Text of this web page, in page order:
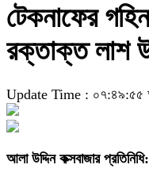
টেকনাফের
রক্তাক্ত লাশ
Update Time : ০৭:৪৯:৫৫
আলা উদ্দিন কক্সবাজার প্রতিনিধি: